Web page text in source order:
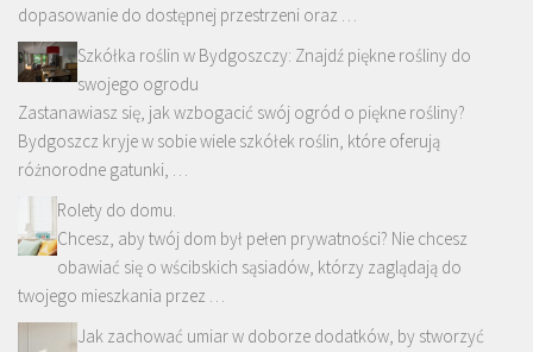
dopasowanie do dostępnej przestrzeni oraz …
Szkółka roślin w Bydgoszczy: Znajdź piękne rośliny do
swojego ogrodu
Zastanawiasz się, jak wzbogacić swój ogród o piękne rośliny?
Bydgoszcz kryje w sobie wiele szkółek roślin, które oferują
różnorodne gatunki, …
Rolety do domu.
Chcesz, aby twój dom był pełen prywatności? Nie chcesz
obawiać się o wścibskich sąsiadów, którzy zaglądają do
twojego mieszkania przez …
Jak zachować umiar w doborze dodatków, by stworzyć